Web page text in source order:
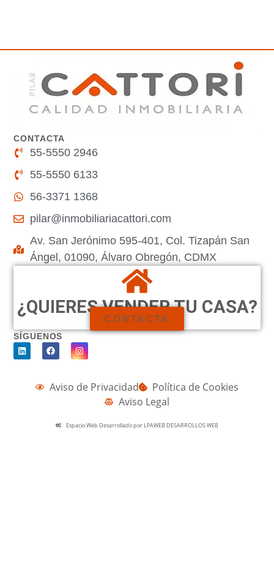
CONTACTA
55-5550 2946
55-5550 6133
56-3371 1368
pilar@inmobiliariacattori.com
Av. San Jerónimo 595-401, Col. Tizapán San
Ángel, 01090, Álvaro Obregón, CDMX
¿QUIERES VENDER TU CASA?
CONTACTA
SÍGUENOS
Aviso de Privacidad
Política de Cookies
Aviso Legal
Espacio Web Desarrollado por LPAWEB DESARROLLOS WEB